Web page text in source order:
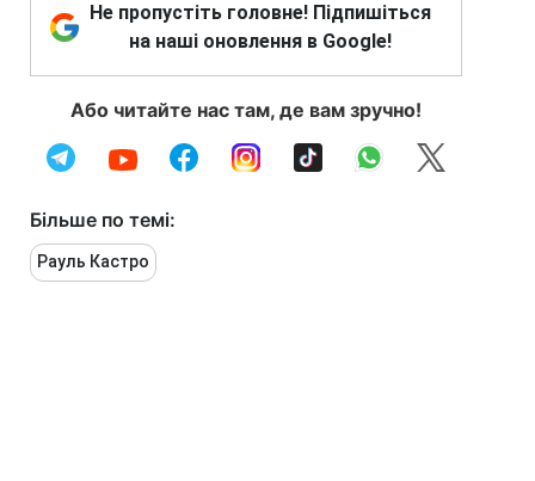
Не пропустіть головне! Підпишіться
на наші оновлення в Google!
Або читайте нас там, де вам зручно!
Більше по темі:
Рауль Кастро